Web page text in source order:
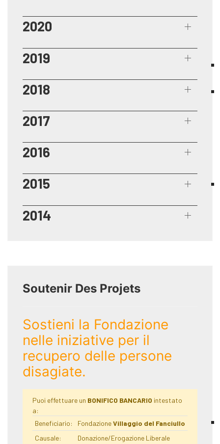
2020
2019
2018
2017
2016
2015
2014
Soutenir Des Projets
Sostieni la Fondazione
nelle iniziative per il
recupero delle persone
disagiate.
Puoi effettuare un BONIFICO BANCARIO intestato
a:
Beneficiario:
FondazioneVillaggio del Fanciullo
Causale:
Donazione/Erogazione Liberale